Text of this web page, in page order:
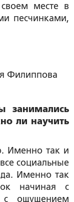
месте в
песчинками,
Филиппова
занимались
ли научить
Именно так и
социальные
Именно так
начиная с
с ощущением